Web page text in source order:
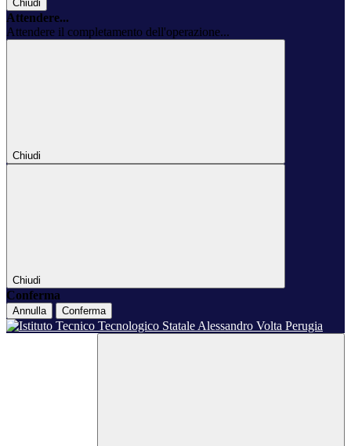
Chiudi
Attendere...
Attendere il completamento dell'operazione...
Chiudi
Chiudi
Conferma
Annulla Conferma